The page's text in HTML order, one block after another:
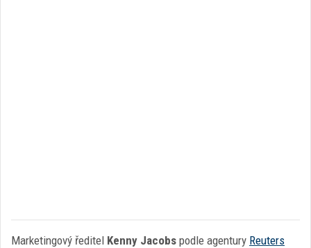
Marketingový ředitel Kenny Jacobs podle agentury Reuters